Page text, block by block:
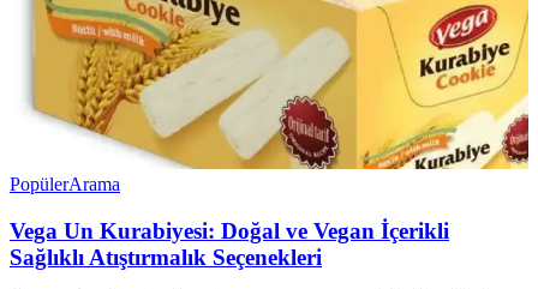
PopülerArama
Vega Un Kurabiyesi: Doğal ve Vegan İçerikli
Sağlıklı Atıştırmalık Seçenekleri